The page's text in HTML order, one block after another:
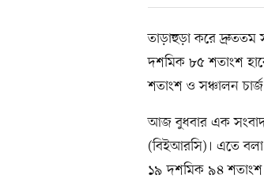
তাড়াহুড়া করে দ্রুততম
দশমিক ৮৫ শতাংশ
শতাংশ ও সঞ্চালন
আজ বুধবার এক সংবাদ
(বিইআরসি)। এতে বলা
১৯ দশমিক ৯৪ শতাংশ